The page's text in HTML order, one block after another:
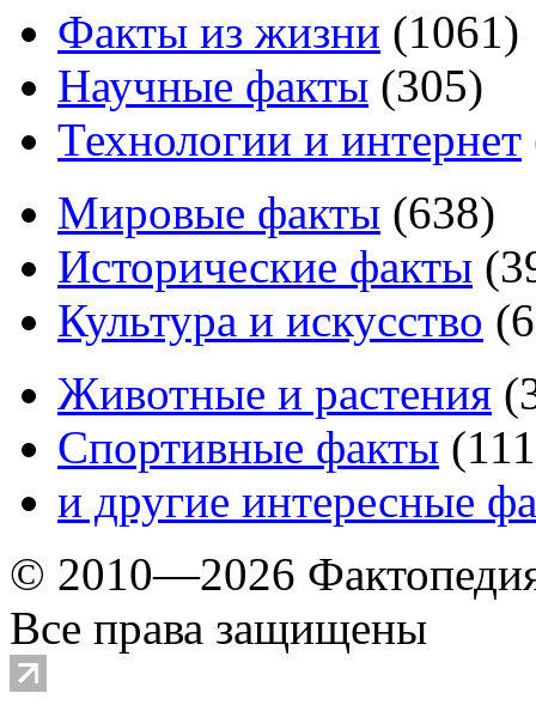
Факты из жизни (1061)
Научные факты (305)
Технологии и интернет
Мировые факты (638)
Исторические факты (
Культура и искусство (
Животные и растения (
Спортивные факты (111
и другие интересные
© 2010—2026
Все права защищены